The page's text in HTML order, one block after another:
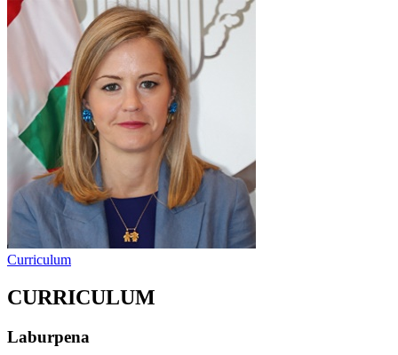
Curriculum
CURRICULUM
Laburpena